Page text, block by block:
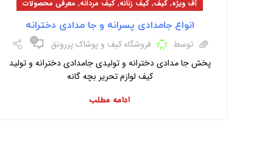
آف ویژه, کیف, کیف زنانه, کیف مردانه, معرفی محصولات
انواع جامدادی پسرانه و جا مدادی دخترانه
توسط فروشگاه کیف و پوشاک پررونق ۰
پخش جا مدادی دخترانه و تولیدی جامدادی دخترانه و تولید
کیف لوازم تحریر بچه گانه
ادامه مطلب